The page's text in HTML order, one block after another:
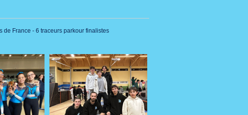
France - 6 traceurs parkour finalistes